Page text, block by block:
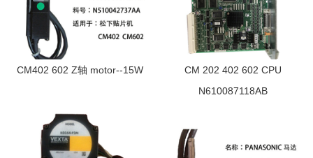
CM402 602 Z轴 motor--15W
CM 202 402 602 CPU
N610087118AB